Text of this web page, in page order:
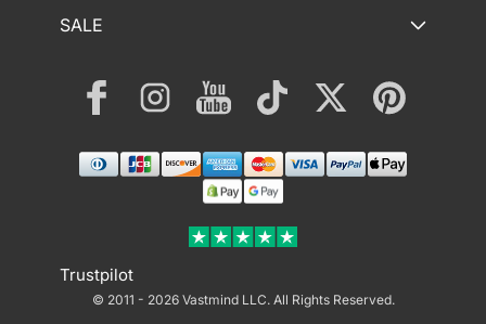
SALE
FacebookInstagramYouTube TikTok Twitter Pinterest
Payment
methods
Trustpilot
© 2011 - 2026 Vastmind LLC.All Rights Reserved.